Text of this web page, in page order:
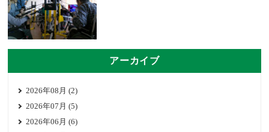
アーカイブ
2026年08月 (2)
2026年07月 (5)
2026年06月 (6)